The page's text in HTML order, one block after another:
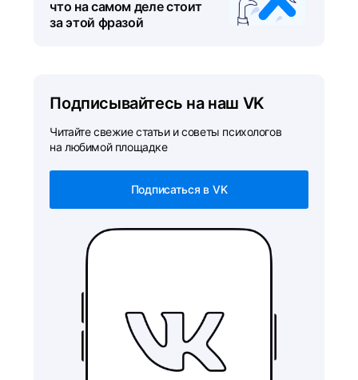
что на самом деле стоит
за этой фразой
Подписывайтесь на наш VK
Читайте свежие статьи и советы психологов
на любимой площадке
Подписаться в VK